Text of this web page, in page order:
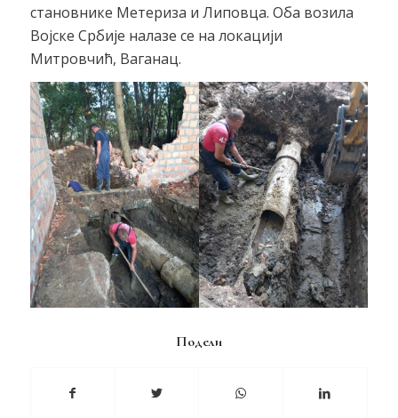
становнике Метериза и Липовца. Оба возила
Војске Србије налазе се на локацији
Митровчић, Ваганац.
Подели